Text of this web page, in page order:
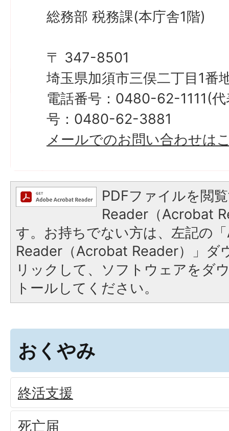
総務部 税務課(本庁舎1階)
〒 347-8501
埼玉県加須市三俣二丁目1番
電話番号：0480-62-1111(
号：0480-62-3881
メールでのお問い合わせは
PDFファイルを閲
Reader（Acrobat
す。お持ちでない方は、左記の
Reader（Acrobat Reader）」ダ
リックして、ソフトウェアをダ
トールしてください。
おくやみ
終活支援
死亡届